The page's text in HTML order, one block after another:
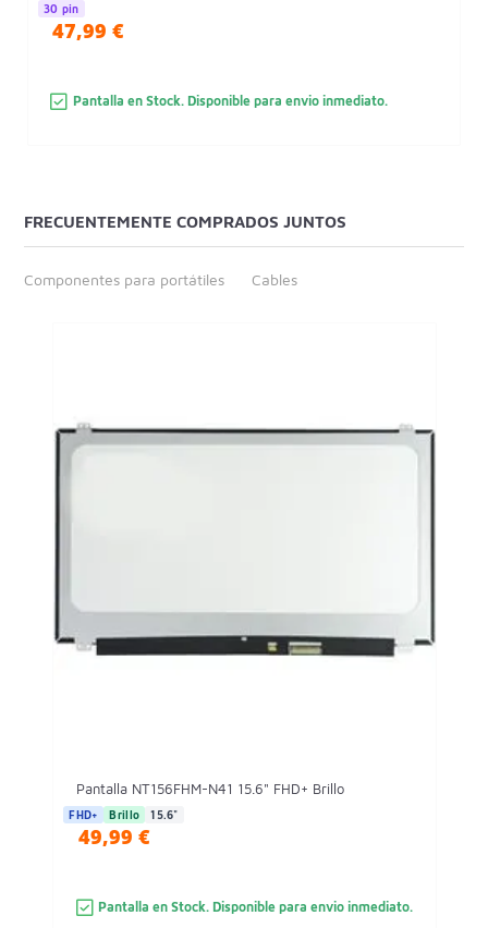
30 pin
47,99 €
Pantalla en Stock. Disponible para envio inmediato.
FRECUENTEMENTE COMPRADOS JUNTOS
Componentes para portátiles Cables
Pantalla NT156FHM-N41 15.6" FHD+ Brillo
FHD+ Brillo 15.6"
49,99 €
Pantalla en Stock. Disponible para envio inmediato.